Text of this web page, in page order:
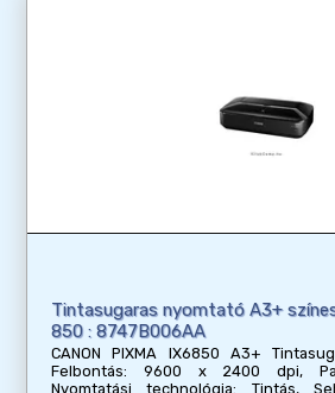
Tintasugaras nyomtató A3+
850 : 8747B006AA
CANON PIXMA IX6850 A3+
Felbontás: 9600 x 2400 dpi,
Nyomtatási technológia: Tintás,